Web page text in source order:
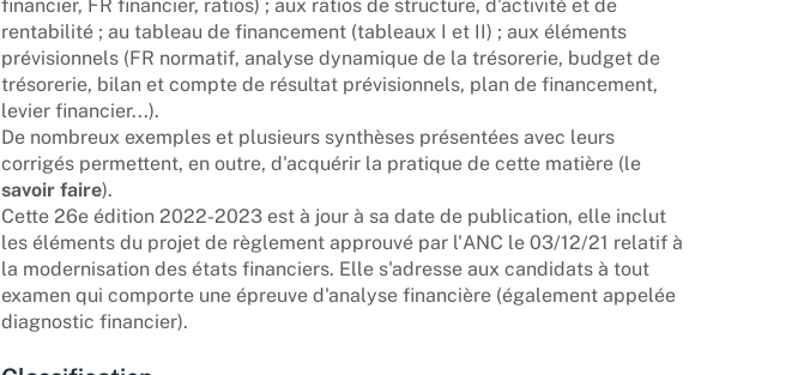
financier, FR financier, ratios) ; aux ratios de structure, d'activité et de
rentabilité ; au tableau de financement (tableaux I et II) ; aux éléments
prévisionnels (FR normatif, analyse dynamique de la trésorerie, budget de
trésorerie, bilan et compte de résultat prévisionnels, plan de financement,
levier financier...).
De nombreux exemples et plusieurs synthèses présentées avec leurs
corrigés permettent, en outre, d'acquérir la pratique de cette matière (le
savoir faire).
Cette 26e édition 2022-2023 est à jour à sa date de publication, elle inclut
les éléments du projet de règlement approuvé par l'ANC le 03/12/21 relatif à
la modernisation des états financiers. Elle s'adresse aux candidats à tout
examen qui comporte une épreuve d'analyse financière (également appelée
diagnostic financier).